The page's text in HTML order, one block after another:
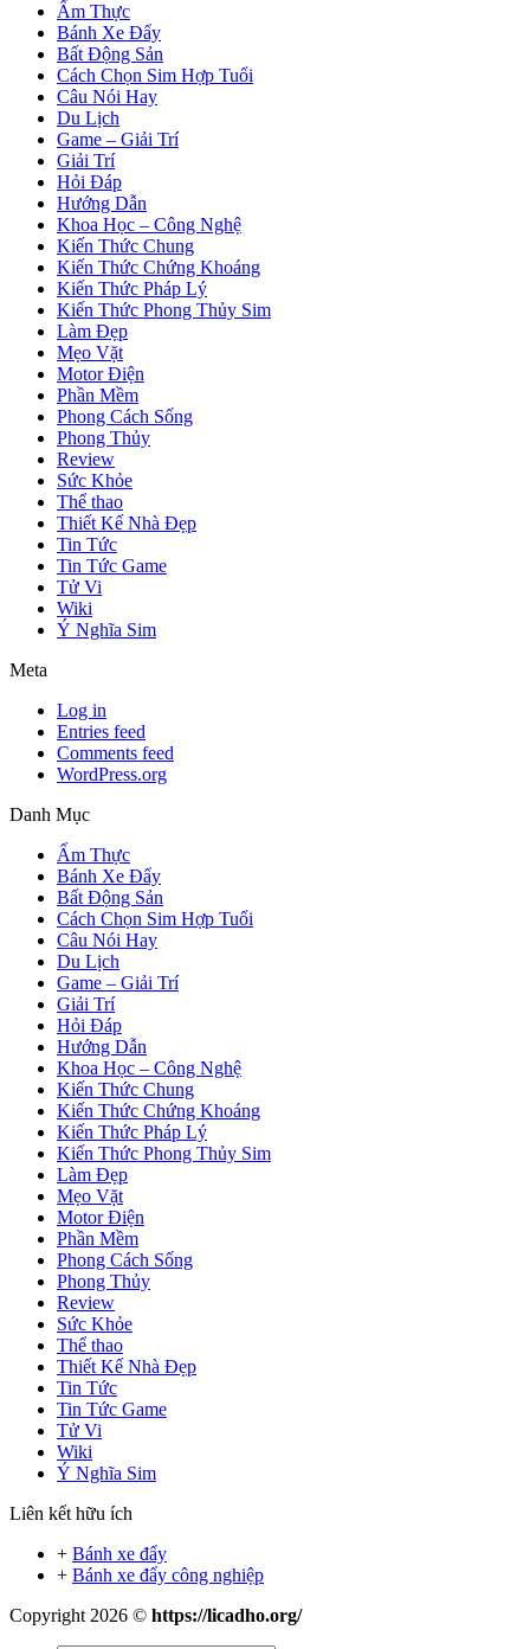
Ẩm Thực
Bánh Xe Đẩy
Bất Động Sản
Cách Chọn Sim Hợp Tuổi
Câu Nói Hay
Du Lịch
Game – Giải Trí
Giải Trí
Hỏi Đáp
Hướng Dẫn
Khoa Học – Công Nghệ
Kiến Thức Chung
Kiến Thức Chứng Khoáng
Kiến Thức Pháp Lý
Kiến Thức Phong Thủy Sim
Làm Đẹp
Mẹo Vặt
Motor Điện
Phần Mềm
Phong Cách Sống
Phong Thủy
Review
Sức Khỏe
Thể thao
Thiết Kế Nhà Đẹp
Tin Tức
Tin Tức Game
Tử Vi
Wiki
Ý Nghĩa Sim
Meta
Log in
Entries feed
Comments feed
WordPress.org
Danh Mục
Ẩm Thực
Bánh Xe Đẩy
Bất Động Sản
Cách Chọn Sim Hợp Tuổi
Câu Nói Hay
Du Lịch
Game – Giải Trí
Giải Trí
Hỏi Đáp
Hướng Dẫn
Khoa Học – Công Nghệ
Kiến Thức Chung
Kiến Thức Chứng Khoáng
Kiến Thức Pháp Lý
Kiến Thức Phong Thủy Sim
Làm Đẹp
Mẹo Vặt
Motor Điện
Phần Mềm
Phong Cách Sống
Phong Thủy
Review
Sức Khỏe
Thể thao
Thiết Kế Nhà Đẹp
Tin Tức
Tin Tức Game
Tử Vi
Wiki
Ý Nghĩa Sim
Liên kết hữu ích
+ Bánh xe đẩy
+ Bánh xe đẩy công nghiệp
Copyright 2026 © https://licadho.org/